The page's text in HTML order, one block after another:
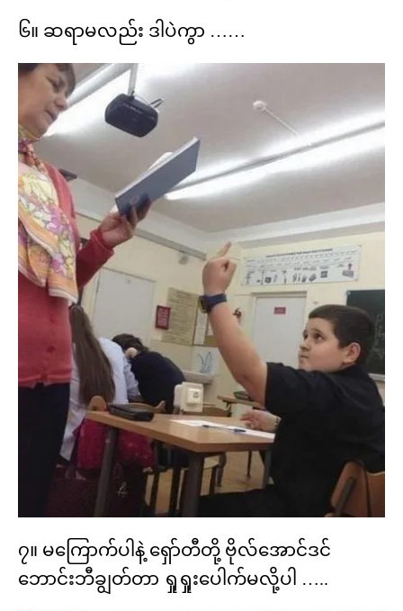
၆။ ဆရာမလည်း ဒါပဲကွာ ……
၇။ မကြောက်ပါနဲ့ ရှော်တီတို့ ဗိုလ်အောင်ဒင်
ဘောင်းဘီချွတ်တာ ရှုရှုးပေါက်မလို့ပါ …..